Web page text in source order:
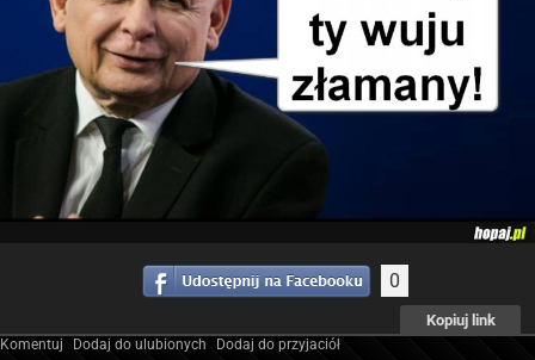
0
Kopiuj link
Komentuj Dodaj do ulubionych Dodaj do przyjaciół